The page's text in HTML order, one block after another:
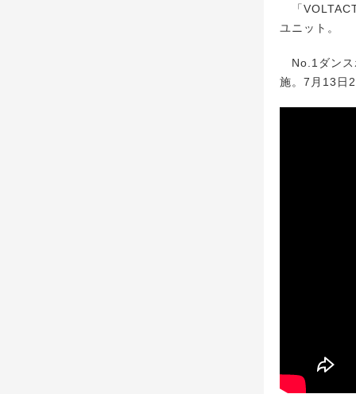
「
ユニット。
No.1ダンス
施。7月13日